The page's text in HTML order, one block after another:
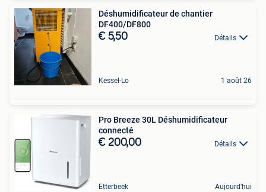
Déshumidificateur de chantier
DF400/DF800
€ 5,50 Détails
Kessel-Lo 1 août 26
Pro Breeze 30L Déshumidificateur
connecté
€ 200,00 Détails
Etterbeek Aujourd'hui